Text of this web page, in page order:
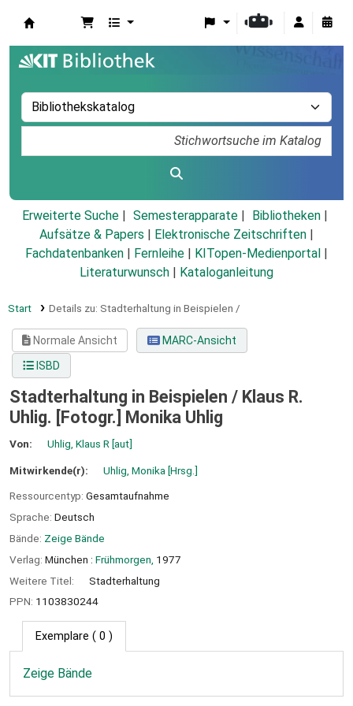
Erweiterte Suche Semesterapparate
Bibliotheken
Aufsätze & Papers
Elektronische Zeitschriften
Fachdatenbanken
Fernleihe KITopen-Medienportal
Literaturwunsch
Kataloganleitung
Start Details zu: Stadterhaltung in Beispielen /
Normale Ansicht
MARC-Ansicht
ISBD
Stadterhaltung in Beispielen / Klaus R.
Uhlig. [Fotogr.] Monika Uhlig
Von: Uhlig, Klaus R [aut]
Mitwirkende(r): Uhlig, Monika [Hrsg.]
Ressourcentyp: Gesamtaufnahme
Sprache: Deutsch
Bände: Zeige Bände
Verlag: München : Frühmorgen, 1977
Weitere Titel:
Stadterhaltung
PPN: 1103830244
Exemplare ( 0 )
Zeige Bände